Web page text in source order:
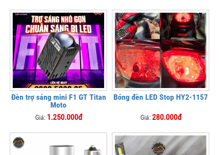
Đèn trợ sáng mini F1 GT Titan
Moto
Giá: 1.250.000đ
Bóng đèn LED Stop HY2-1157
Giá:280.000đ